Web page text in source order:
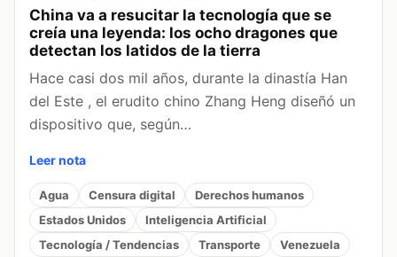
China va a resucitar la tecnología que se
creía una leyenda: los ocho dragones que
detectan los latidos de la tierra
Hace casi dos mil años, durante la dinastía Han
del Este , el erudito chino Zhang Heng diseñó un
dispositivo que, según…
Leer nota
Agua Censura digital
Derechos humanos
Estados Unidos
Inteligencia Artificial
Tecnología / Tendencias
Transporte Venezuela